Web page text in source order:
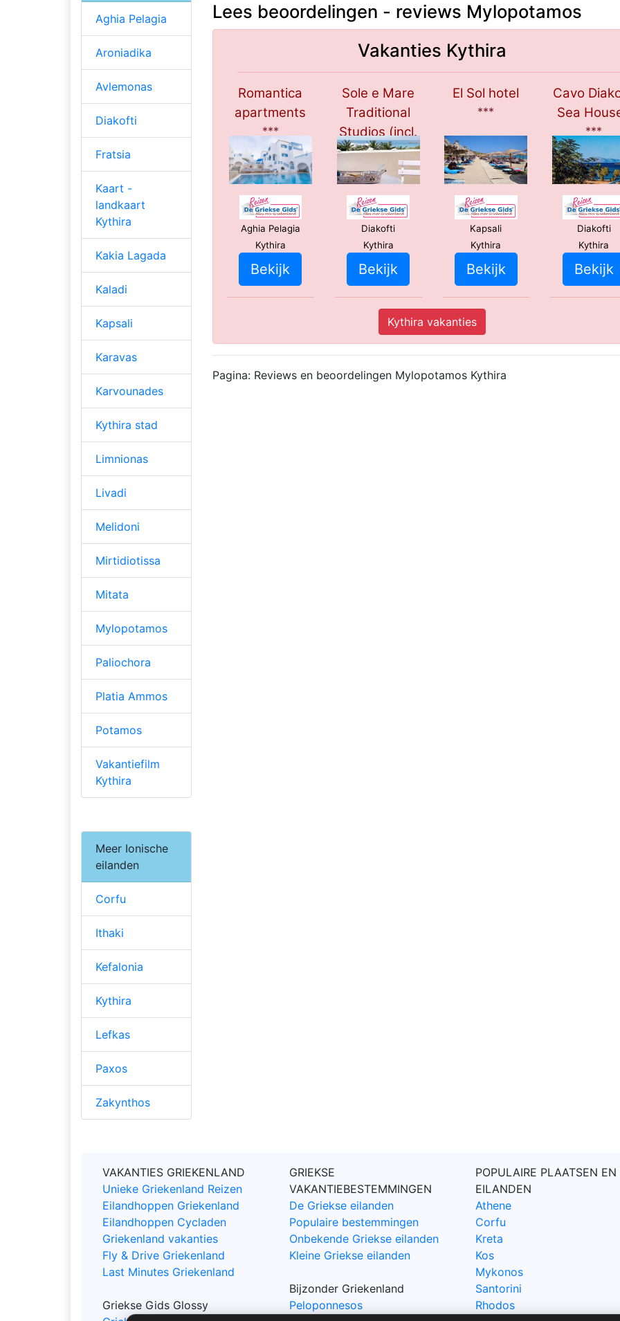
Lees beoordelingen - reviews Mylopotamos
Vakanties Kythira
Romantica
apartments
***
Aghia Pelagia
Kythira
Bekijk
Sole e Mare
Traditional
Studios (incl.
auto)
**
Diakofti
Kythira
Bekijk
El Sol hotel
***
Kapsali
Kythira
Bekijk
Cavo
Sea
***
Diakofti
Kythira
Bekijk
Kythira vakanties
Pagina: Reviews en beoordelingen Mylopotamos Kythira
Aghia Pelagia
Aroniadika
Avlemonas
Diakofti
Fratsia
Kaart -
landkaart
Kythira
Kakia Lagada
Kaladi
Kapsali
Karavas
Karvounades
Kythira stad
Limnionas
Livadi
Melidoni
Mirtidiotissa
Mitata
Mylopotamos
Paliochora
Platia Ammos
Potamos
Vakantiefilm
Kythira
Meer Ionische
eilanden
Corfu
Ithaki
Kefalonia
Kythira
Lefkas
Paxos
Zakynthos
VAKANTIES GRIEKENLAND
Unieke Griekenland Reizen
Eilandhoppen Griekenland
Eilandhoppen Cycladen
Griekenland vakanties
Fly & Drive Griekenland
Last Minutes Griekenland
Griekse Gids Glossy
GRIEKSE
VAKANTIEBESTEMMINGEN
De Griekse eilanden
Populaire bestemmingen
Onbekende Griekse eilanden
Kleine Griekse eilanden
Bijzonder Griekenland
Peloponnesos
POPULAIRE PLAATSEN EN
EILANDEN
Athene
Corfu
Kreta
Kos
Mykonos
Santorini
Rhodos